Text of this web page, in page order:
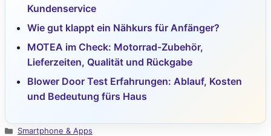
Kundenservice
Wie gut klappt ein Nähkurs für Anfänger?
MOTEA im Check: Motorrad-Zubehör,
Lieferzeiten, Qualität und Rückgabe
Blower Door Test Erfahrungen: Ablauf, Kosten
und Bedeutung fürs Haus
Kategorien
Smartphone & Apps